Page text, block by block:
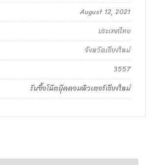
August 12, 2021
ประเทศไทย
จังหวัดเชียงใหม่
3557
รับซื้อโน๊ตบุ๊คคอมพิวเตอร์เชียงใหม่